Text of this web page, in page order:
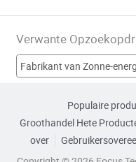
Verwante
Fabrikant van Zonne-
Fabrikant van zonne-
Populaire
Groothandel Hete
over